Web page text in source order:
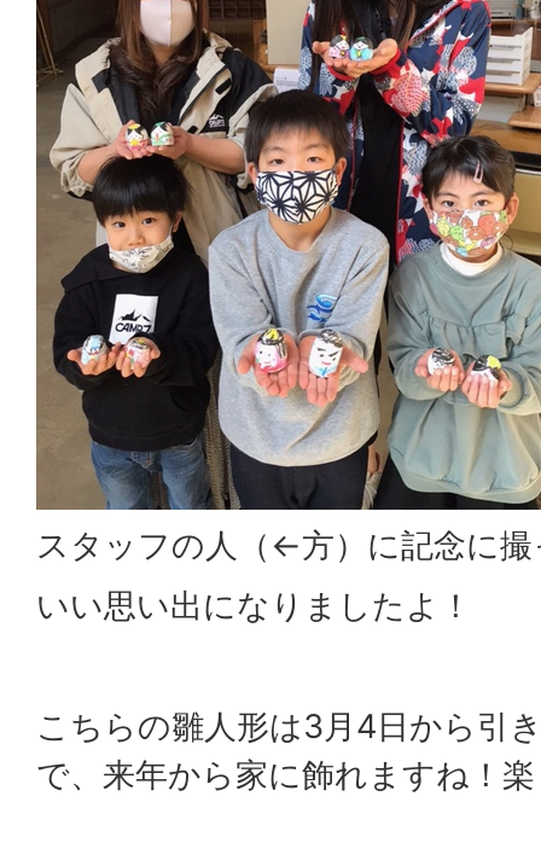
スタッフの人（←方）に記念に
いい思い出になりましたよ！
こちらの雛人形は3月4日から引
で、来年から家に飾れますね！